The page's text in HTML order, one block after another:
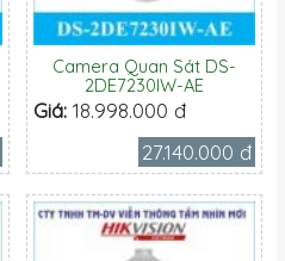
Camera Quan Sát DS-
2DE7230IW-AE
Giá: 18.998.000 đ
27.140.000 đ